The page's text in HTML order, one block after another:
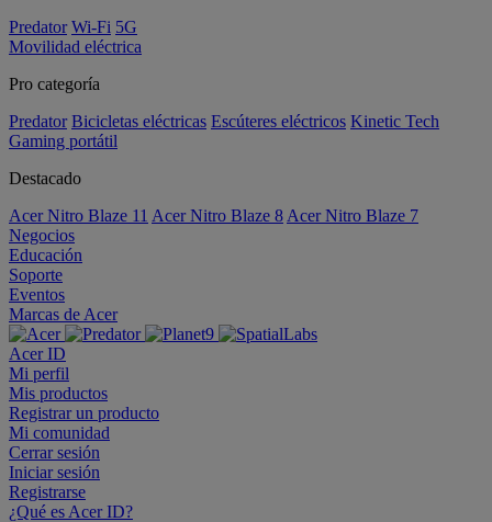
Predator Wi-Fi 5G
Movilidad eléctrica
Pro categoría
Predator Bicicletas eléctricas Escúteres eléctricos Kinetic Tech
Gaming portátil
Destacado
Acer Nitro Blaze 11 Acer Nitro Blaze 8 Acer Nitro Blaze 7
Negocios
Educación
Soporte
Eventos
Marcas de Acer
Acer ID
Mi perfil
Mis productos
Registrar un producto
Mi comunidad
Cerrar sesión
Iniciar sesión
Registrarse
¿Qué es Acer ID?